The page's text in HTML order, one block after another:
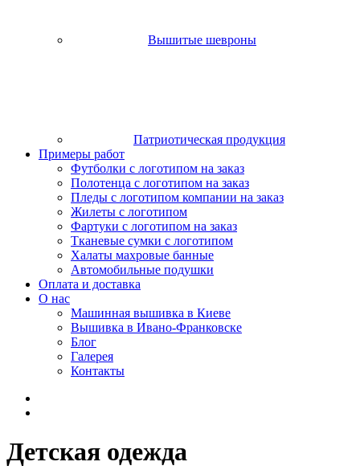
Вышитые шевроны
Патриотическая продукция
Примеры работ
Футболки с логотипом на заказ
Полотенца с логотипом на заказ
Пледы с логотипом компании на заказ
Жилеты с логотипом
Фартуки с логотипом на заказ
Тканевые сумки с логотипом
Халаты махровые банные
Автомобильные подушки
Оплата и доставка
О нас
Машинная вышивка в Киеве
Вышивка в Ивано-Франковске
Блог
Галерея
Контакты
Детская одежда